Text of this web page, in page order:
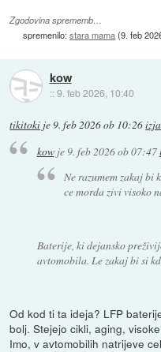
Zgodovina sprememb…
spremenilo:stara mama(9. feb
kow
::9. feb 2026, 10:40
tikitoki je9. feb 2026 ob 10:26
kowje 9. feb 2026 ob 07:47
Ne razumem zakaj bi
ce morda zivi visoko
Baterije, ki dejansko
avtomobila. Le zakaj bi si
Od kod ti ta ideja? LFP
bolj. Stejejo cikli, aging,
Imo, v avtomobilih natrijeve